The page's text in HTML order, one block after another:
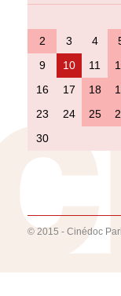
2
3 4
9
10 11
16
17 18
23
24 25
30
© 2015 - Cinédoc